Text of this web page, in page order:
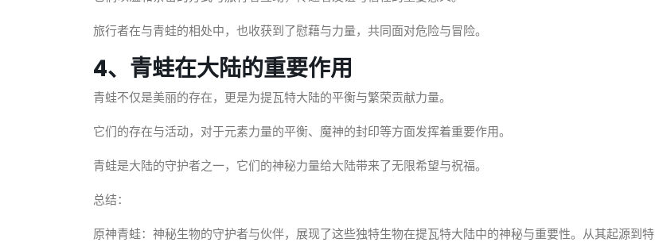
旅行者在与青蛙的相处中，也收获到了慰藉与力量，共同面对危险与冒险。
4、青蛙在大陆的重要作用
青蛙不仅是美丽的存在，更是为提瓦特大陆的平衡与繁荣贡献力量。
它们的存在与活动，对于元素力量的平衡、魔神的封印等方面发挥着重要作用。
青蛙是大陆的守护者之一，它们的神秘力量给大陆带来了无限希望与祝福。
总结：
原神青蛙：神秘生物的守护者与伙伴，展现了这些独特生物在提瓦特大陆中的神秘与重要性。从其起源到特